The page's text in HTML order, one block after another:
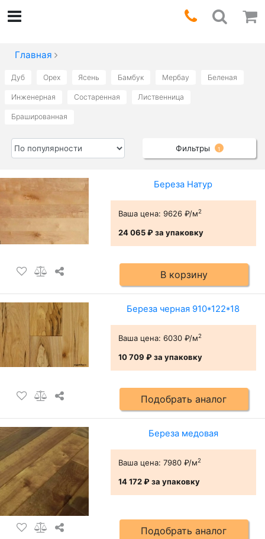
Главная
Дуб Орех Ясень Бамбук Мербау Беленая
Инженерная Состаренная Лиственница
Брашированная
Фильтры 1
Береза Натур
Ваша цена: 9626 ₽/м2
24 065 ₽за упаковку
В корзину
Береза черная 910*122*18
Ваша цена: 6030 ₽/м2
10 709 ₽за упаковку
Подобрать аналог
Береза медовая
Ваша цена: 7980 ₽/м2
14 172 ₽за упаковку
Подобрать аналог